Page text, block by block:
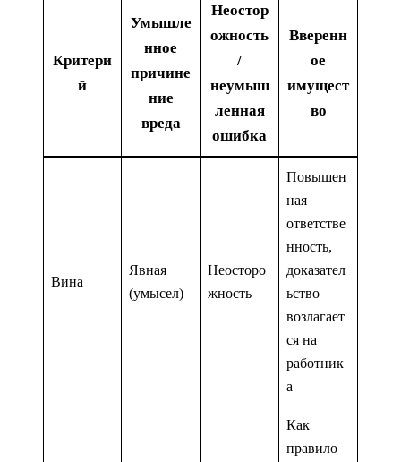
Критери
й
Умышле
нное
причине
ние
вреда
Неостор
ожность
/
неумыш
ленная
ошибка
Вверенн
ое
имущест
во
Вина
Явная
(умысел)
Неосторо
жность
Повышен
ная
ответстве
нность,
доказател
ьство
возлагает
ся на
работник
а
Как
правило